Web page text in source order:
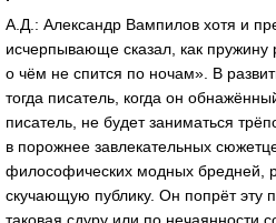
А.Д.: Александр Вампилов хотя и
исчерпывающе сказал, как
о чём не спится по ночам». В
тогда писатель, когда он
писатель, не будет заниматься
в порожнее завлекательных
философических модных бредней,
скучающую публику. Он попрёт эту